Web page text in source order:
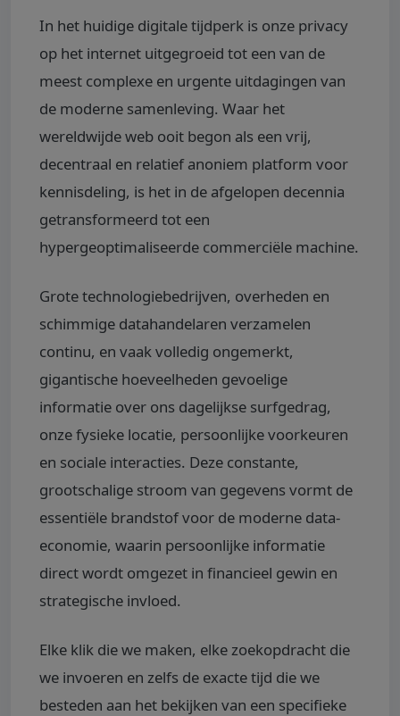
In het huidige digitale tijdperk is onze privacy
op het internet uitgegroeid tot een van de
meest complexe en urgente uitdagingen van
de moderne samenleving. Waar het
wereldwijde web ooit begon als een vrij,
decentraal en relatief anoniem platform voor
kennisdeling, is het in de afgelopen decennia
getransformeerd tot een
hypergeoptimaliseerde commerciële machine.
Grote technologiebedrijven, overheden en
schimmige datahandelaren verzamelen
continu, en vaak volledig ongemerkt,
gigantische hoeveelheden gevoelige
informatie over ons dagelijkse surfgedrag,
onze fysieke locatie, persoonlijke voorkeuren
en sociale interacties. Deze constante,
grootschalige stroom van gegevens vormt de
essentiële brandstof voor de moderne data-
economie, waarin persoonlijke informatie
direct wordt omgezet in financieel gewin en
strategische invloed.
Elke klik die we maken, elke zoekopdracht die
we invoeren en zelfs de exacte tijd die we
besteden aan het bekijken van een specifieke